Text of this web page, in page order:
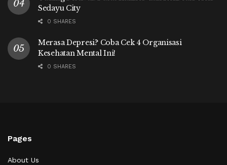
Sedayu City
0 SHARES
Merasa Depresi? Coba Cek 4 Organisasi
Kesehatan Mental Ini!
0 SHARES
Pages
About Us